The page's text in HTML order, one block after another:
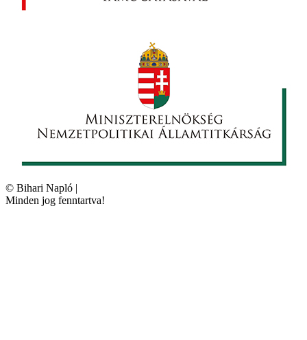
© Bihari Napló |
Minden jog fenntartva!